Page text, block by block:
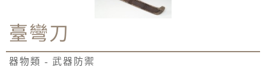
臺彎刀
器物類 - 武器防禦